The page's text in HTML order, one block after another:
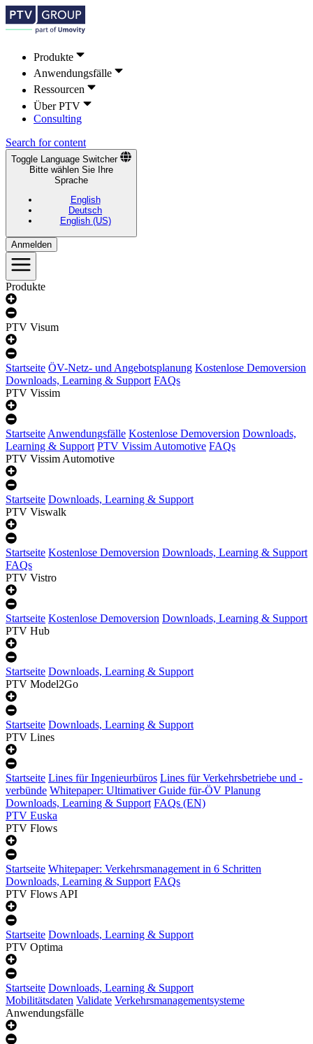
Produkte
Anwendungsfälle
Ressourcen
Über PTV
Consulting
Search for content
Toggle Language Switcher
Bitte wählen Sie Ihre
Sprache
English
Deutsch
English (US)
Anmelden
Produkte
PTV Visum
Startseite ÖV-Netz- und Angebotsplanung Kostenlose Demoversion
Downloads, Learning & Support FAQs
PTV Vissim
StartseiteAnwendungsfälle Kostenlose Demoversion Downloads,
Learning & Support PTV Vissim Automotive FAQs
PTV Vissim Automotive
Startseite Downloads, Learning & Support
PTV Viswalk
Startseite Kostenlose Demoversion Downloads, Learning & Support
FAQs
PTV Vistro
Startseite Kostenlose Demoversion Downloads, Learning & Support
PTV Hub
Startseite Downloads, Learning & Support
PTV Model2Go
Startseite Downloads, Learning & Support
PTV Lines
Startseite Lines für Ingenieurbüros Lines für Verkehrsbetriebe und -
verbünde Whitepaper: Ultimativer Guide für-ÖV Planung
Downloads, Learning & Support FAQs (EN)
PTV Euska
PTV Flows
Startseite Whitepaper: Verkehrsmanagement in 6 Schritten
Downloads, Learning & Support FAQs
PTV Flows API
Startseite Downloads, Learning & Support
PTV Optima
Startseite Downloads, Learning & Support
Mobilitätsdaten Validate Verkehrsmanagementsysteme
Anwendungsfälle